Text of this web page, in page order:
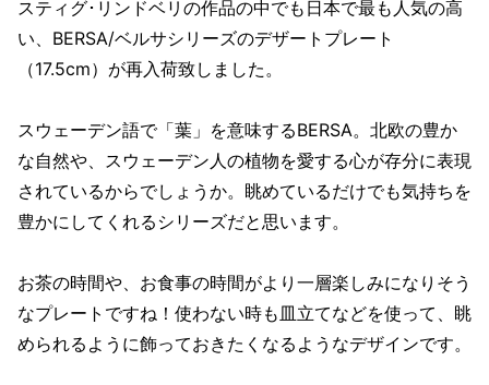
スティグ･リンドベリの作品の中でも日本で最も人気の高
い、BERSA/ベルサシリーズのデザートプレート
（17.5cm）が再入荷致しました。
スウェーデン語で「葉」を意味するBERSA。北欧の豊か
な自然や、スウェーデン人の植物を愛する心が存分に表現
されているからでしょうか。眺めているだけでも気持ちを
豊かにしてくれるシリーズだと思います。
お茶の時間や、お食事の時間がより一層楽しみになりそう
なプレートですね！使わない時も皿立てなどを使って、眺
められるように飾っておきたくなるようなデザインです。